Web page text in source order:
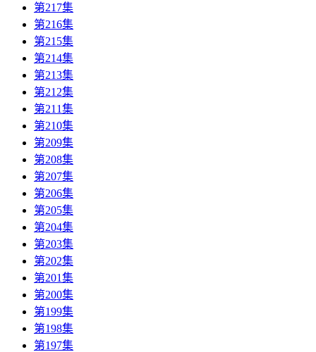
第217集
第216集
第215集
第214集
第213集
第212集
第211集
第210集
第209集
第208集
第207集
第206集
第205集
第204集
第203集
第202集
第201集
第200集
第199集
第198集
第197集